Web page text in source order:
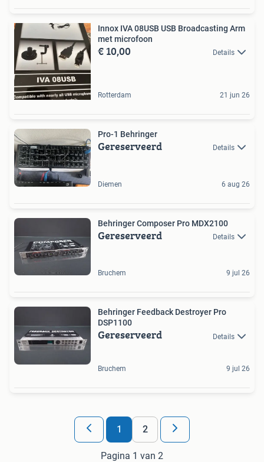
Innox IVA 08USB USB Broadcasting Arm
met microfoon
€ 10,00 Details
Rotterdam 21 jun 26
Pro-1 Behringer
Gereserveerd Details
Diemen 6 aug 26
Behringer Composer Pro MDX2100
Gereserveerd Details
Bruchem 9 jul 26
Behringer Feedback Destroyer Pro
DSP1100
Gereserveerd Details
Bruchem 9 jul 26
1 2
Pagina 1 van 2